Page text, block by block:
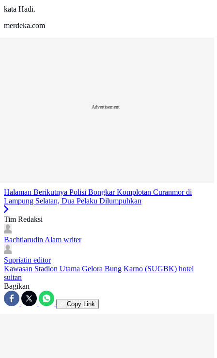
kata Hadi.
merdeka.com
Advertisement
Halaman Berikutnya Polisi Bongkar Komplotan Curanmor di
Lampung Selatan, Dua Pelaku Dilumpuhkan
Tim Redaksi
Bachtiarudin Alam writer
Supriatin editor
Kawasan Stadion Utama Gelora Bung Karno (SUGBK) hotel
sultan
Bagikan
Copy Link